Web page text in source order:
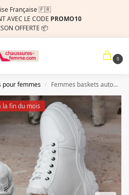
Française 🇫🇷
AVEC LE CODE PROMO10
OFFERTE 📦
0
pour femmes / Femmes baskets automne hiver mode baskets imperméable hauteur augmentée bottes de neige chaud haut plate-forme chaussures de sport femmes
la fin du mois